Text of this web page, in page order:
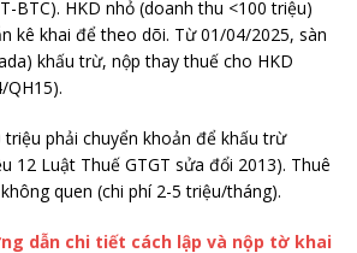
BTC). HKD nhỏ (doanh thu <100 triệu)
kê khai để theo dõi. Từ 01/04/2025, sàn
khấu trừ, nộp thay thuế cho HKD
QH15).
triệu phải chuyển khoản để khấu trừ
12 Luật Thuế GTGT sửa đổi 2013). Thuê
quen (chi phí 2-5 triệu/tháng).
dẫn chi tiết cách lập và nộp tờ khai